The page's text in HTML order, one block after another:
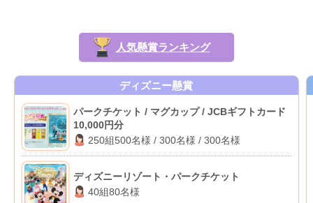
人気懸賞ランキング
ディズニー懸賞
パークチケット / マグカップ / JCBギフトカード
10,000円分
250組500名様 / 300名様 / 300名様
ディズニーリゾート・パークチケット
40組80名様